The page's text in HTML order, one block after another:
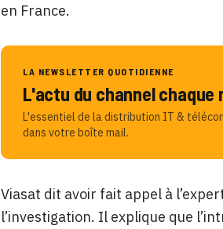
en France.
LA NEWSLETTER QUOTIDIENNE
L'actu du channel chaque
L'essentiel de la distribution IT &
dans votre boîte mail.
Viasat dit avoir fait appel à
l’investigation. Il explique que